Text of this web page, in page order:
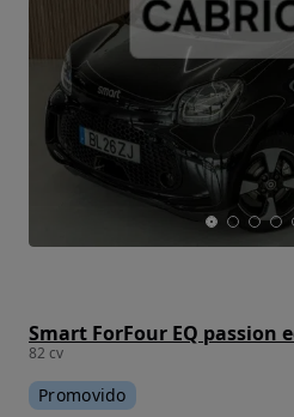
Smart ForFour EQ passion
82 cv
Promovido